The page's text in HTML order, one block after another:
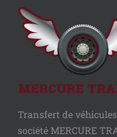
Transfert de
société MERCURE